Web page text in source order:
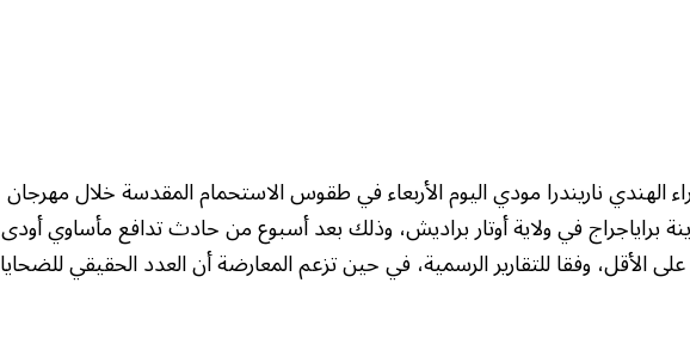
الهندي ناريندرا مودي اليوم الأربعاء في طقوس الاستحمام المقدسة خلال مهرجان
براياجراج في ولاية أوتار براديش، وذلك بعد أسبوع من حادث تدافع مأساوي أودى
شخصا على الأقل، وفقا للتقارير الرسمية، في حين تزعم المعارضة أن العدد الحقيقي للضحايا